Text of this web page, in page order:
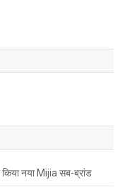
नया Mijia सब-ब्रांड